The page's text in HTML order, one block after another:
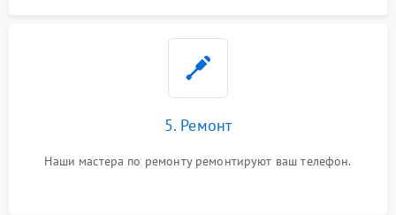
5. Ремонт
Наши мастера по ремонту ремонтируют ваш телефон.